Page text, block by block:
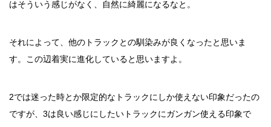
はそういう感じがなく、自然に綺麗になるなと。
それによって、他のトラックとの馴染みが良くなったと思いま
す。この辺着実に進化していると思いますよ。
2では迷った時とか限定的なトラックにしか使えない印象だったの
ですが、3は良い感じにしたいトラックにガンガン使える印象で